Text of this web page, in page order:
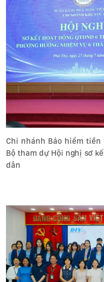
Chi nhánh Bảo hiểm
Bộ tham dự Hội nghị sơ
dân